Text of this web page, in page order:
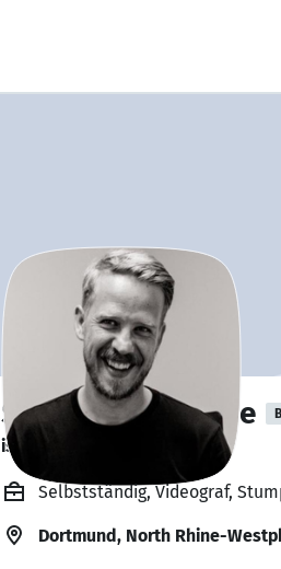
Sebastian Stumpe
ist offen für Projekte. 🔎
Selbstständig, Videograf,
Dortmund, North Rhine-